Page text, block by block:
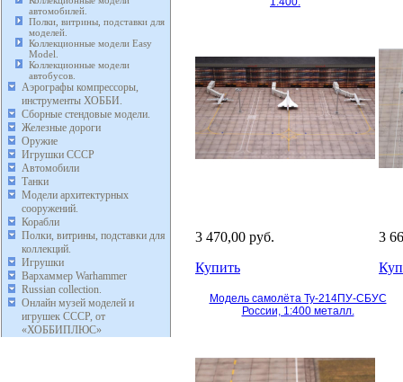
автомобилей.
Полки, витрины, подставки для
моделей.
Коллекционные модели Easy
Model.
Коллекционные модели
автобусов.
Аэрографы компрессоры,
инструменты ХОББИ.
Сборные стендовые модели.
Железные дороги
Оружие
Игрушки СССР
Автомобили
Танки
Модели архитектурных
сооружений.
Корабли
Полки, витрины, подставки для
коллекций.
Игрушки
Вархаммер Warhammer
Russian collection.
Онлайн музей моделей и
игрушек СССР, от
«ХОББИПЛЮС»
3 470,00 руб.
Купить
3
Модель самолёта Ту-214ПУ-СБУС
России, 1:400 металл.